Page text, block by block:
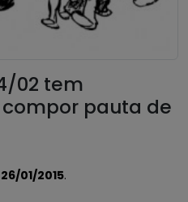
02 tem
pauta de
26/01/2015.